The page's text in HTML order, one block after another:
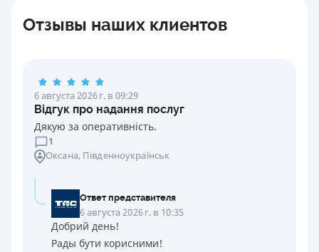
Отзывы наших клиентов
6 августа 2026 г. в 09:29
Відгук про надання послуг
Дякую за оперативність.
1
Оксана, Південноукраїнськ
Ответ представителя
6 августа 2026 г. в 10:35
Добрий день!
Рады бути корисними!